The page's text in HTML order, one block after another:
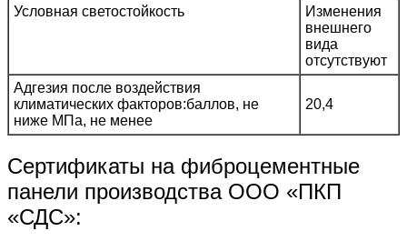
Условная светостойкость
Изменения
внешнего
вида
отсутствуют
Адгезия после воздействия
климатических факторов:баллов, не
ниже МПа, не менее
20,4
Сертификаты на фиброцементные
панели производства ООО «ПКП
«СДС»: